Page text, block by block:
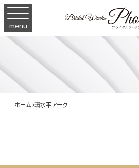
menu
ホーム>環水平アーク